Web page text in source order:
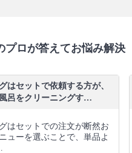
プロが答えてお悩み解決
はセットで依頼する方が、
呂をクリーニングす…
はセットでの注文が断然お
ューを選ぶことで、単品よ